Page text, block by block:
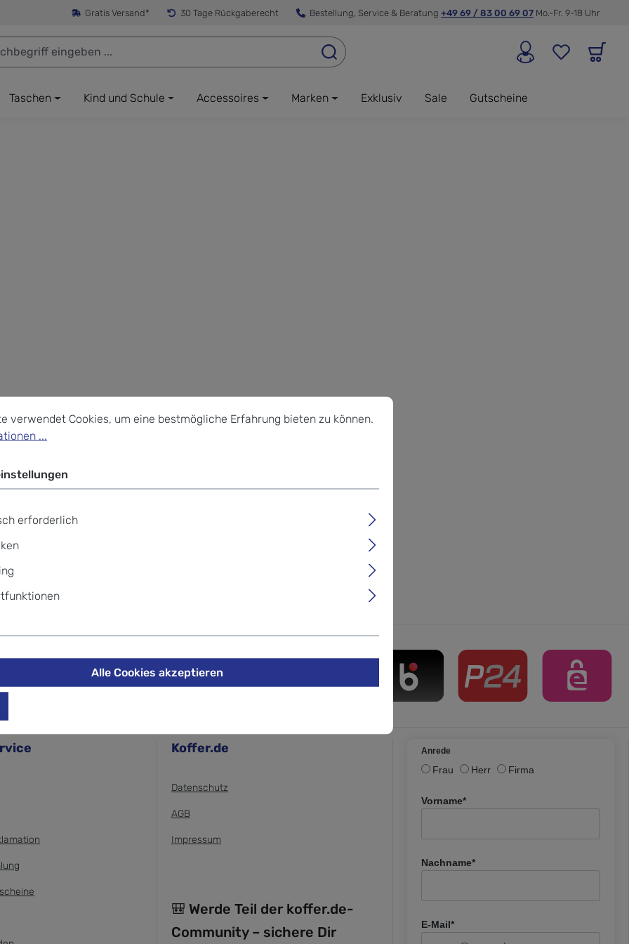
Gratis Versand* 30 Tage Rückgaberecht Bestellung, Service & Beratung +49 69 / 83 00 69 07 Mo.-Fr. 9-18 Uhr
Taschen Kind und Schule Accessoires Marken Exklusiv Sale Gutscheine
Koffer.de
Datenschutz
AGB
Impressum
🎒 Werde Teil der koffer.de-
Community – sichere Dir
Anrede
Frau Herr Firma
Vorname*
Nachname*
E-Mail*
Cookies, um eine bestmögliche Erfahrung bieten zu können.
Mehr Informationen ...
verwendet Cookies, um eine bestmögliche Erfahrung bieten zu können.
...
erforderlich
Alle Cookies akzeptieren